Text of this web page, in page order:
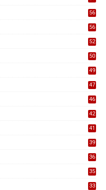
56
56
52
50
49
47
46
42
41
39
36
35
33